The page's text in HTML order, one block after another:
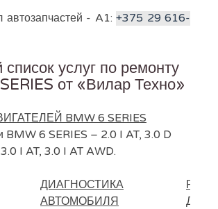
- A1:+375 29 616-
услуг по ремонту
от «Вилар Техно»
BMW 6 SERIES
BMW 6 SERIES – 2.0 I AT, 3.0 D
I AT, 3.0 I AT AWD.
ДИАГНОСТИКА
АВТОМОБИЛЯ